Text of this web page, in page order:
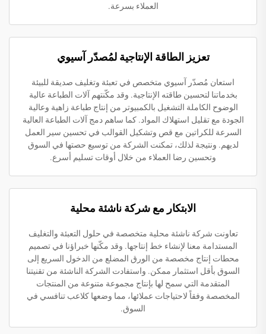
العملاء بسرعة.
تعزيز الطاقة الإنتاجية لمُصدّر آسيوي
استعان مُصدّر آسيوي متخصص في تعبئة وتغليف صديقة للبيئة
بخدماتنا لتحسين طاقته الإنتاجية. وقد مكّنتهم آلات الطباعة عالية
الوضوح الكاملة التشغيل بالكمبيوتر من إنتاج طباعة زاهية وعالية
الجودة مع تقليل استهلاك المواد. كما ساهم دمج آلات الطباعة العالية
السرعة للكراتين مع قص وتشكيل القوالب في تحسين سير العمل
لديهم. ونتيجة لذلك، تمكنت الشركة من توسيع حصتها في السوق
وتحسين رضا العملاء من خلال أوقات تسليم أسرع.
الابتكار مع شركة ناشئة محلية
تعاونت شركة ناشئة محلية متخصصة في حلول التعبئة والتغليف
المستدامة معنا لإنشاء خط إنتاجها. وقد مكّنها خبراؤنا في تصميم
محطات إنتاج مخصصة من الورق المضلع من الدخول السريع إلى
السوق بأقل استثمار ممكن. واستفادت الشركة الناشئة من تقنيتنا
المتقدمة التي سمح لها بإنتاج مجموعة متنوعة من المنتجات
المخصصة وفقاً لاحتياجات عملائها، مما وضعها كلاعب تنافسي في
السوق.